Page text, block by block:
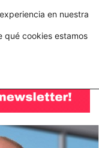
C&A México completa la implementación de su WMS en la nube
en nuestra
qué cookies estamos